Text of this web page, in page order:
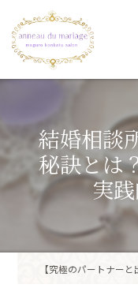
結婚相談
秘訣とは
実